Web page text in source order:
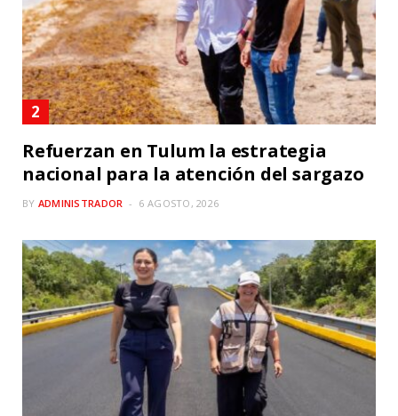
Refuerzan en Tulum la estrategia
nacional para la atención del sargazo
BY ADMINISTRADOR 6 AGOSTO, 2026